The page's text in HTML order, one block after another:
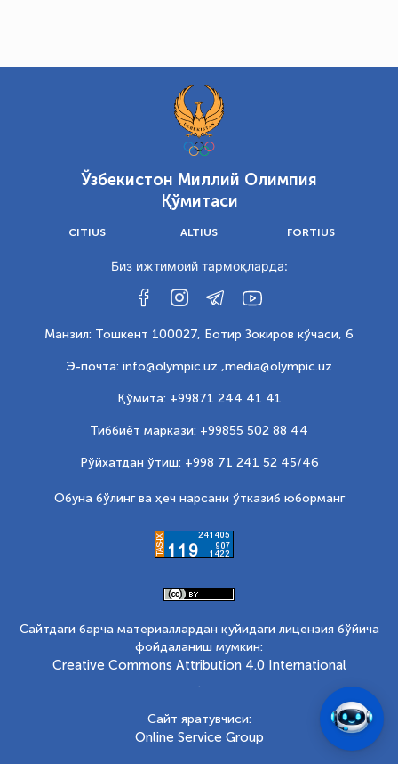
Ўзбекистон Миллий Олимпия
Қўмитаси
CITIUS ALTIUS FORTIUS
Биз ижтимоий тармоқларда:
Манзил: Тошкент 100027, Ботир Зокиров кўчаси, 6
Э-почта: info@olympic.uz ,media@olympic.uz
Қўмита: +99871 244 41 41
Тиббиёт маркази: +99855 502 88 44
Рўйхатдан ўтиш: +998 71 241 52 45/46
Обуна бўлинг ва ҳеч нарсани ўтказиб юборманг
Сайтдаги барча материаллардан қуйидаги лицензия бўйича
фойдаланиш мумкин:
Creative Commons Attribution 4.0 International
.
Сайт яратувчиси:
Online Service Group